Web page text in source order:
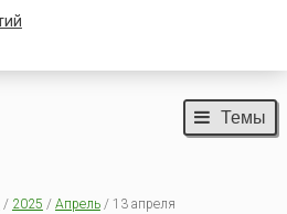
Темы
/ 2025 / Апрель/ 13 апреля